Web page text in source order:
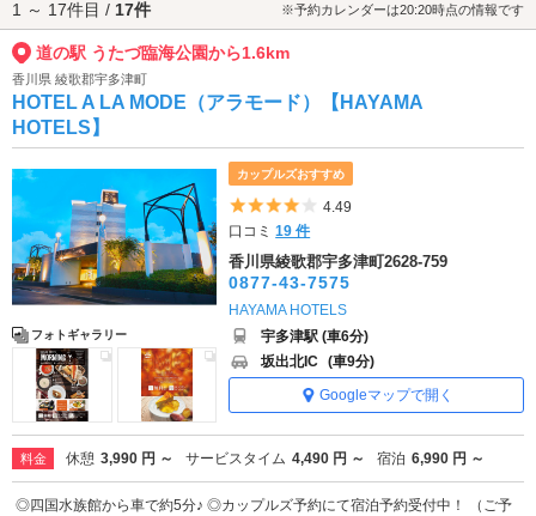
し、体験とグルメが一体となったこの道の駅は、思い出に残るデートにぴ
ったりなロマンチックな観光地です。
道の駅 うたづ臨海公園へは、坂出・丸亀・宇多津エリアのラブホテル
もアクセスが便利です。
1 ～ 17件目 / 17件 ※予約カレンダーは20:20時点の情報です
道の駅 うたづ臨海公園から1.6km
香川県 綾歌郡宇多津町
HOTEL A LA MODE（アラモード）【HAYAMA
HOTELS】
フォトギャラリー
カップルズおすすめ
5つ星のうち4
4.49
口コミ19 件
香川県綾歌郡宇多津町2628-759
0877-43-7575
HAYAMA HOTELS
宇多津駅 (車6分)
坂出北IC (車9分)
Googleマップで開く
料金 休憩 3,990 円 ～ サービスタイム 4,490 円 ～ 宿泊 6,990 円 ～
◎四国水族館から車で約5分♪ ◎カップルズ予約にて宿泊予約受付中！ （ご予